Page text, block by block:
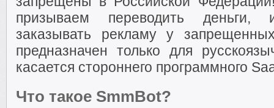
призываем переводить деньги,
заказывать рекламу у
предназначен только для
касается стороннего программного
Что такое SmmBot?